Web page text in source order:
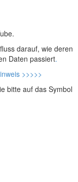
darauf, wie deren
Daten passiert.
>>>>>
bitte auf das Symbol